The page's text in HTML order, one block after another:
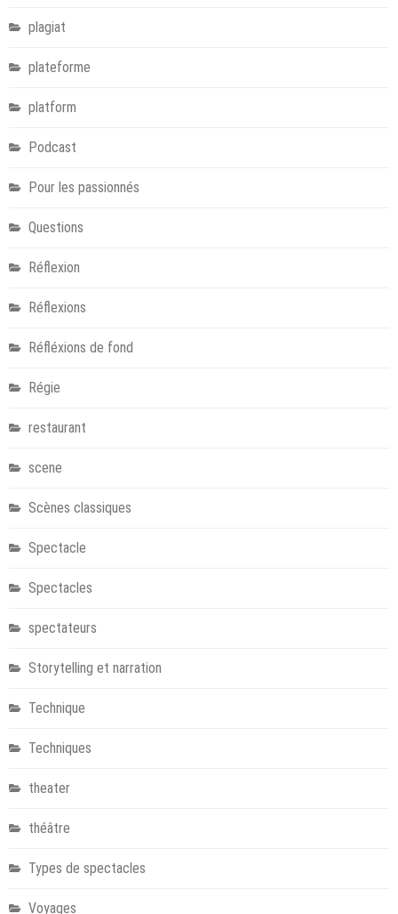
plagiat
plateforme
platform
Podcast
Pour les passionnés
Questions
Réflexion
Réflexions
Réfléxions de fond
Régie
restaurant
scene
Scènes classiques
Spectacle
Spectacles
spectateurs
Storytelling et narration
Technique
Techniques
theater
théâtre
Types de spectacles
Voyages